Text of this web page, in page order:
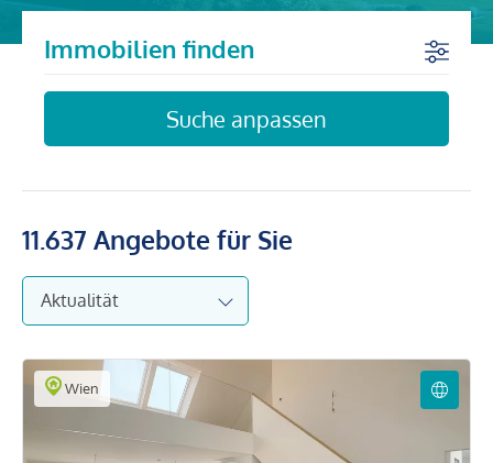
Immobilien finden
Suche anpassen
11.637 Angebote für Sie
Wien